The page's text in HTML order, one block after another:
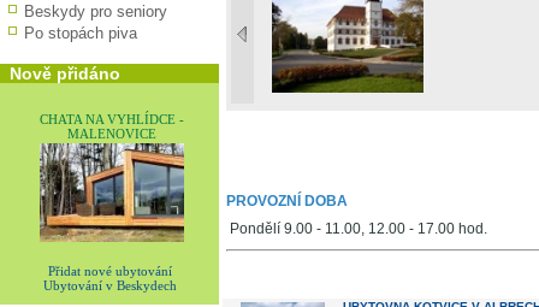
Beskydy pro seniory
Po stopách piva
Nově přidáno
CHATA NA VYHLÍDCE -
MALENOVICE
Přidat nové ubytování
Ubytování v Beskydech
PROVOZNÍ DOBA
Pondělí 9.00 - 11.00, 12.00 - 17.00 hod.